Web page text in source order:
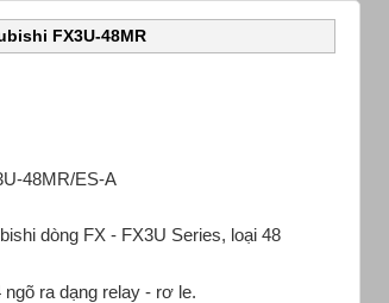
FX3U-48MR
48MR/ES-A
dòng FX - FX3U Series, loại 48
ra dạng relay - rơ le.